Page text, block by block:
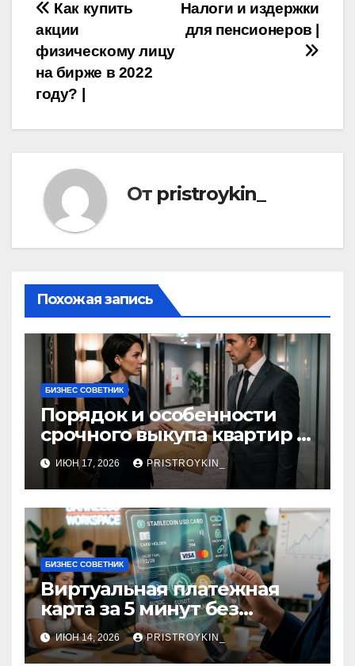
Навигация
по
записям
Налоги и издержки
для пенсионеров |
Как купить
акции
физическому лицу
на бирже в 2022
году? |
От pristroykin_
Похожая запись
БИЗНЕС СОВЕТНИК
Порядок и особенности
срочного выкупа квартир в
срок 1–3 дня
ИЮН 17, 2026 PRISTROYKIN_
БИЗНЕС СОВЕТНИК
Виртуальная платежная
карта за 5 минут без
верификации и участия
банков с пополнением в
ИЮН 14, 2026 PRISTROYKIN_